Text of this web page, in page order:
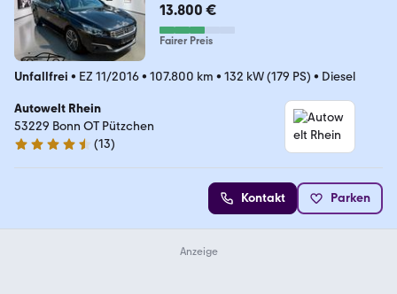
13.800 €
Fairer Preis
Unfallfrei • EZ 11/2016• 107.800 km • 132 kW (179 PS) • Diesel
Autowelt Rhein
53229 Bonn OT Pützchen
4.7 Sterne
(13)
Kontakt Parken